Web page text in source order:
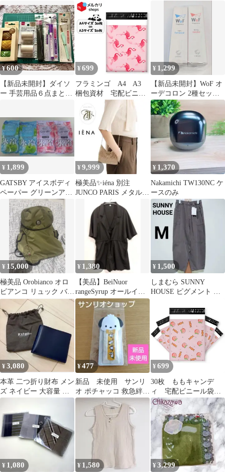
ストアゆうゆうメルカ
リ便資材
定 アクリルキーホル
ダー
石・お守り 腕輪
¥600
【新品未開封】ダイソ
ー 手芸用品６点まとめ
¥ 699
フラミンゴ A4 A3
梱包資材 宅配ビニー
ル袋 ポリ袋 ラッピ
ング ワンタッチテー
プ 強力テープ付き
封筒 梱包用資材 ポ
リ袋 カラー おしゃ
れ 厚手 軽量 防
水 クリックポスト
ネコポス ゆうパケッ
ト メルカリ
¥ 1,299
【新品未開封】WoF オ
ーデコロン 2種セット
50ml×2本【即購入OK】
¥ 1,899
GATSBY アイスボディ
ペーパー グリーンアッ
プル×2 Wピーチ×2 【4
袋】
¥ 9,999
極美品✨️iéna 別注
JUNCO PARIS メタルメ
ッシュバッグ ゴールド
¥ 1,370
Nakamichi TW130NC ケ
ースのみ
¥ 15,000
極美品 Orobianco オロ
ビアンコ リュック バッ
クパック カーキ 本革
¥ 1,380
【美品】BeiNuor
rangeSyrup オールイン
ワン サロペット 黒 F
¥ 1,500
しまむら SUNNY
HOUSE ピグメント コ
ウン M
¥3,080
本革 二つ折り財布 メン
ズ ネイビー 大容量 レ
ザー 小銭入れ 財布 新
¥477
新品 未使用 サンリ
オ ポチャッコ 救急絆創
膏 Мサイズ10枚 ケー
ス入り
¥ 699
30枚 ももキャンデ
ィ 宅配ビニール袋
宅配ポリ袋 A4サイズ
梱包 透けない
33cm*26cm フタ4cm ワ
ンタッチテープ 強力
テープ付き 封筒 梱
包用資材 ポリ袋 カ
ラー おしゃれ 厚
手 軽量 防水 クリ
¥ 1,080 ¥ 1,580 ¥3,299